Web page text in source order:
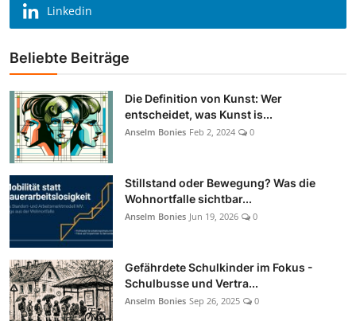
Linkedin
Beliebte Beiträge
Die Definition von Kunst: Wer
entscheidet, was Kunst is...
Anselm Bonies Feb 2, 2024 0
Stillstand oder Bewegung? Was die
Wohnortfalle sichtbar...
Anselm Bonies Jun 19, 2026 0
Gefährdete Schulkinder im Fokus -
Schulbusse und Vertra...
Anselm Bonies Sep 26, 2025 0